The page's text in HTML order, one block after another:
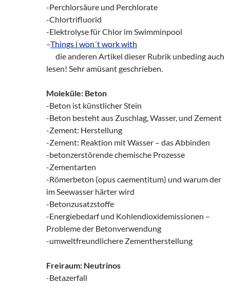
-Perchlorsäure und Perchlorate
-Chlortrifluorid
-Elektrolyse für Chlor im Swimminpool
–Things i won´t work with
die anderen Artikel dieser Rubrik unbeding auch
lesen! Sehr amüsant geschrieben.
Moleküle: Beton
-Beton ist künstlicher Stein
-Beton besteht aus Zuschlag, Wasser, und Zement
-Zement: Herstellung
-Zement: Reaktion mit Wasser – das Abbinden
-betonzerstörende chemische Prozesse
-Zementarten
-Römerbeton (opus caementitum) und warum der
im Seewasser härter wird
-Betonzusatzstoffe
-Energiebedarf und Kohlendioxidemissionen –
Probleme der Betonverwendung
-umweltfreundlichere Zementherstellung
Freiraum: Neutrinos
-Betazerfall